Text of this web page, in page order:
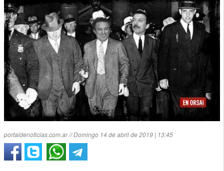
portaldenoticias.com.ar // Domingo 14 de abril de 2019 | 13:45